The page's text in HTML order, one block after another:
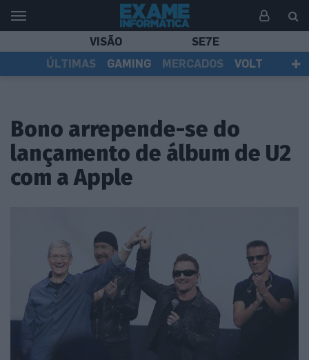
VISÃO
SE7E
ÚLTIMAS
GAMING MERCADOS
VOLT
Bono arrepende-se do
lançamento de álbum de U2
com a Apple